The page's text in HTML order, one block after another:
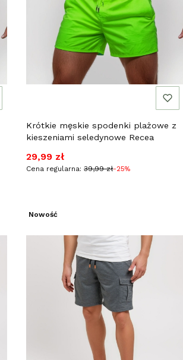
Krótkie męskie spodenki plażowe z
kieszeniami seledynowe Recea
Cena promocyjna
29,99 zł
Cena regularna: 39,99 zł-25%
Nowość